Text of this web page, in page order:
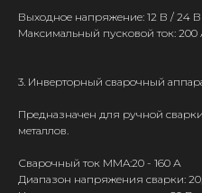
Выходное напряжение: 12 В / 24 В
Максимальный пусковой ток: 200
3. Инверторный сварочный
Предназначен для ручной
металлов.
Сварочный ток MMA:20 - 160 А
Диапазон напряжения сварки: